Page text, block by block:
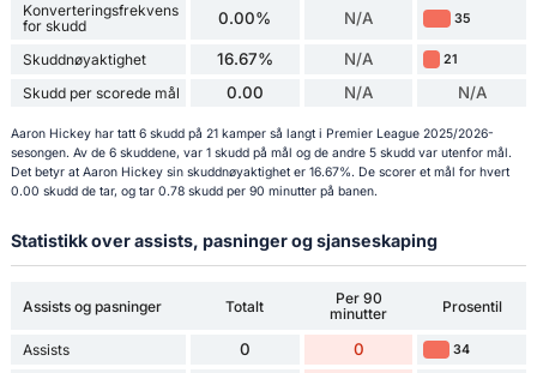
Konverteringsfrekvens
for skudd
0.00% N/A 35
Skuddnøyaktighet 16.67% N/A 21
Skudd per scorede mål 0.00 N/A N/A
Aaron Hickey har tatt 6 skudd på 21 kamper så langt i Premier League 2025/2026-
sesongen. Av de 6 skuddene, var 1 skudd på mål og de andre 5 skudd var utenfor mål.
Det betyr at Aaron Hickey sin skuddnøyaktighet er 16.67%. De scorer et mål for hvert
0.00 skudd de tar, og tar 0.78 skudd per 90 minutter på banen.
Statistikk over assists, pasninger og sjanseskaping
Assists og pasninger Totalt
Per 90
minutter
Prosentil
Assists 0 0 34